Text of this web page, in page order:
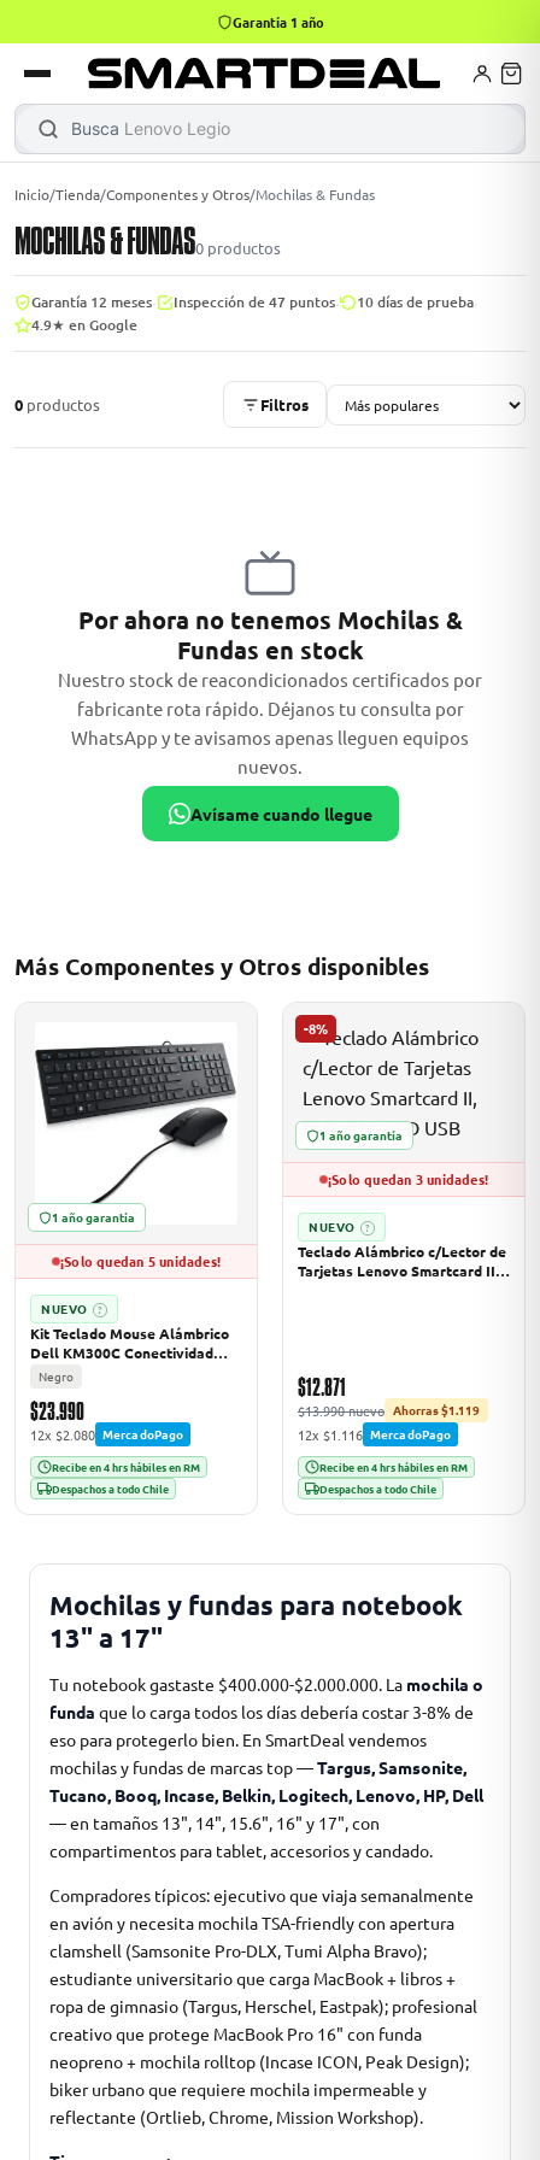
4,9 · +800 reseñas Google
Garantía 1 año
Busca Leno
Gamer
Apple
MacBook Air
→
→
Mini PC
Inicio/Tienda/Componentes y Otros/Mochilas & Fundas
MOCHILAS & FUNDAS0 productos
Garantía 12 meses Inspección de 47 puntos 10 días de prueba
4.9★ en Google
0 productos Filtros
Por ahora no tenemos Mochilas &
Fundas en stock
Nuestro stock de reacondicionados certificados por
fabricante rota rápido. Déjanos tu consulta por
WhatsApp y te avisamos apenas lleguen equipos
nuevos.
Avísame cuando llegue
Más Componentes y Otros disponibles
1 año garantía
¡Solo quedan 5 unidades!
NUEVO ?
Kit Teclado Mouse Alámbrico
Dell KM300C Conectividad
USB Cable 1.8 mts Negro
Negro
$23.990
12x $2.080 MercadoPago
Recibe en 4 hrs hábiles en RM
Despachos a todo Chile
-8%
1 año garantía
¡Solo quedan 3 unidades!
NUEVO ?
Teclado Alámbrico c/Lector de
Tarjetas Lenovo Smartcard II,
$12.871
$13.990 nuevo Ahorras $1.119
12x $1.116 MercadoPago
Recibe en 4 hrs hábiles en RM
Despachos a todo Chile
Mochilas y fundas para notebook
13" a 17"
Tu notebook gastaste $400.000-$2.000.000. La mochila o
funda que lo carga todos los días debería costar 3-8% de
eso para protegerlo bien. En SmartDeal vendemos
mochilas y fundas de marcas top —Targus, Samsonite,
Tucano, Booq, Incase, Belkin, Logitech, Lenovo, HP, Dell
— en tamaños 13", 14", 15.6", 16" y 17", con
compartimentos para tablet, accesorios y candado.
Compradores típicos: ejecutivo que viaja semanalmente
en avión y necesita mochila TSA-friendly con apertura
clamshell (Samsonite Pro-DLX, Tumi Alpha Bravo);
estudiante universitario que carga MacBook + libros +
ropa de gimnasio (Targus, Herschel, Eastpak); profesional
creativo que protege MacBook Pro 16" con funda
neopreno + mochila rolltop (Incase ICON, Peak Design);
biker urbano que requiere mochila impermeable y
reflectante (Ortlieb, Chrome, Mission Workshop).